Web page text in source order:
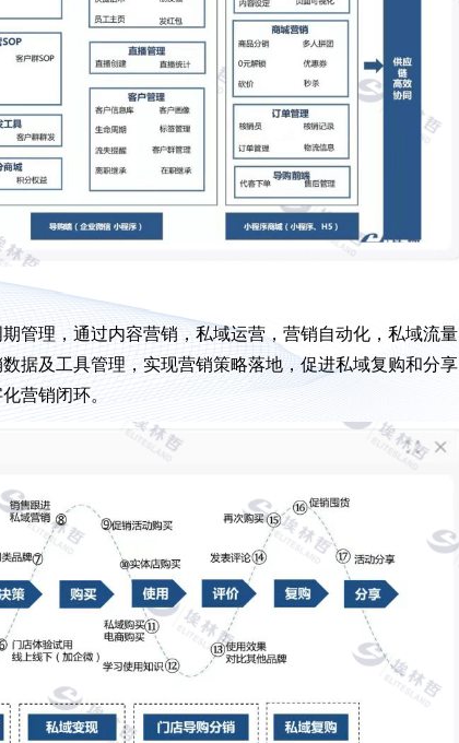
期管理，通过内容营销，私域运营，营销自动化，私域流量
据及工具管理，实现营销策略落地，促进私域复购和分享
营销闭环。